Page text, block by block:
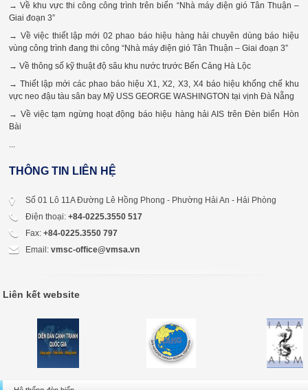
→ Về khu vực thi công công trình trên biển “Nhà máy điện gió Tân Thuận –
Giai đoạn 3”
→ Về việc thiết lập mới 02 phao báo hiệu hàng hải chuyên dùng báo hiệu
vùng công trình đang thi công “Nhà máy điện gió Tân Thuận – Giai đoạn 3”
→ Về thông số kỹ thuật độ sâu khu nước trước Bến Cảng Hà Lộc
→ Thiết lập mới các phao báo hiệu X1, X2, X3, X4 báo hiệu khống chế khu
vực neo đậu tàu sân bay Mỹ USS GEORGE WASHINGTON tại vịnh Đà Nẵng
→ Về việc tạm ngừng hoạt động báo hiệu hàng hải AIS trên Đèn biển Hòn
Bài
...
THÔNG TIN LIÊN HỆ
Số 01 Lô 11A Đường Lê Hồng Phong - Phường Hải An - Hải Phòng
Điện thoại:+84-0225.3550 517
Fax:+84-0225.3550 797
Email:vmsc-office@vmsa.vn
Liên kết website